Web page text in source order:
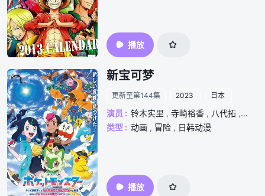
播放
新宝可梦
更新至第144集 2023 日本
演员 : 铃木实里 , 寺崎裕香 , 八代拓 , 大谷
类型 : 动画 , 冒险 , 日韩动漫
播放